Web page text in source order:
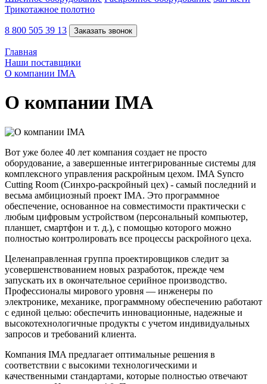
Трикотажное полотно
8 800 505 39 13 Заказать звонок
Главная
Наши поставщики
О компании IMA
О компании IMA
Вот уже более 40 лет компания создает не просто
оборудование, а завершенные интегрированные системы для
комплексного управления раскройным цехом. IMA Syncro
Cutting Room (Синхро-раскройный цех) - самый последний и
весьма амбициозный проект IMA. Это программное
обеспечение, основанное на совместимости практически с
любым цифровым устройством (персональный компьютер,
планшет, смартфон и т. д.), с помощью которого можно
полностью контролировать все процессы раскройного цеха.
Целенаправленная группа проектировщиков следит за
усовершенствованием новых разработок, прежде чем
запускать их в окончательное серийное производство.
Профессионалы мирового уровня — инженеры по
электронике, механике, программному обеспечению работают
с единой целью: обеспечить инновационные, надежные и
высокотехнологичные продукты с учетом индивидуальных
запросов и требований клиента.
Компания IMA предлагает оптимальные решения в
соответствии с высокими технологическими и
качественными стандартами, которые полностью отвечают